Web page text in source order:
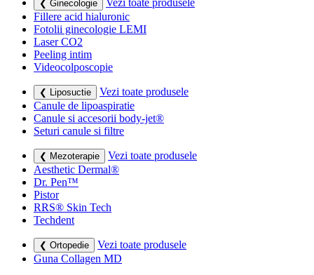
❮ Ginecologie
Fillere acid hialuronic
Fotolii ginecologie LEMI
Laser CO2
Peeling intim
Videocolposcopie
❮ Liposuctie
Vezi toate produsele
Canule de lipoaspiratie
Canule si accesorii body-jet®
Seturi canule si filtre
❮ Mezoterapie
Vezi toate produsele
Aesthetic Dermal®
Dr. Pen™
Pistor
RRS® Skin Tech
Techdent
❮ Ortopedie
Vezi toate produsele
Guna Collagen MD